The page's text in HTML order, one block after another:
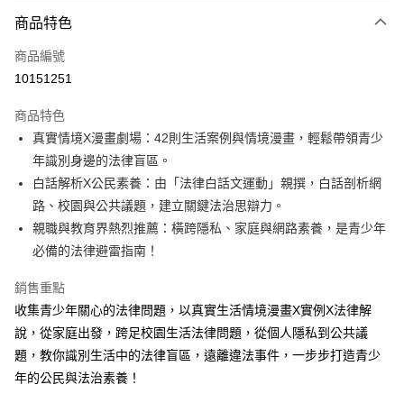
信用卡一次付款
LINE Pay
大哥付你分期
相關說明
【大哥付你分期使用說明】
1.本服務由台灣大哥大提供，台灣大哥大用戶可立即使用無須另外申請。
2.付款方式選擇「大哥付你分期」，訂單成立後會自動跳轉到大哥付的交易
流程，驗證手機門號後，選擇欲分期的期數、繳款截止日，確認付款後即完
3.實際核准額度、可分期數及費用金額請依後續交易確認頁面所載為準。
消。如遇「轉專審核」未通過狀況，表示未達大哥付你分期系統評分，恕無
法說明評估內容。
1.分期款項不併入電信帳單，「大哥付你分期」於每月結算日後寄送繳費提
醒簡訊。
2.透過簡訊連結打開帳單後，可選擇「超商條碼／台灣大直營門市／銀行轉
帳／街口支付／iPASS MONEY」等通路繳費。
AFTEE先享後付
相關說明
【關於「AFTEE先享後付」】
AFTEE先享後付是「在收到商品之後才付款」的支付方式。 讓您購物簡單
１．簡單：不需註冊會員、不需綁卡、不需儲值。
２．便利：只要手機號碼，簡訊認證，即可結帳。
３．安心：先確認商品／服務後，再付款。
１．於結帳方式選擇「AFTEE先享後付」後，將跳轉至「AFTEE先享後付」
結帳頁面，進行簡訊認證並確認金額後，即可完成結帳。
ATM付款
運送方式
付款後全家取貨｜8/8-8/14運費優惠，結帳滿499即享免運。
每筆NT$70，滿NT$499(含以上)免運費
付款後7-11取貨
商品特色
商品編號
10151251
商品特色
真實情境X漫畫劇場：42則生活案例與情境漫畫，輕鬆帶領青少
年識別身邊的法律盲區。
白話解析X公民素養：由「法律白話文運動」親撰，白話剖析網
路、校園與公共議題，建立關鍵法治思辯力。
親職與教育界熱烈推薦：橫跨隱私、家庭與網路素養，是青少年
必備的法律避雷指南！
銷售重點
收集青少年關心的法律問題，以真實生活情境漫畫X實例X法律解
說，從家庭出發，跨足校園生活法律問題，從個人隱私到公共議
題，教你識別生活中的法律盲區，遠離違法事件，一步步打造青少
年的公民與法治素養！